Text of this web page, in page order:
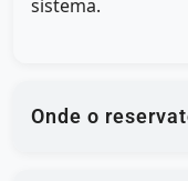
sistema.
Onde o